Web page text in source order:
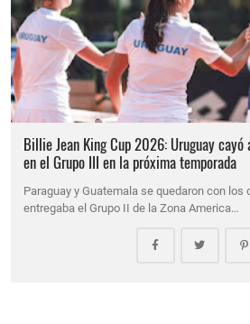
Billie Jean King Cup 2026: Uruguay cayó
en el Grupo III en la próxima temporada
Paraguay y Guatemala se quedaron con los
entregaba el Grupo II de la Zona America…